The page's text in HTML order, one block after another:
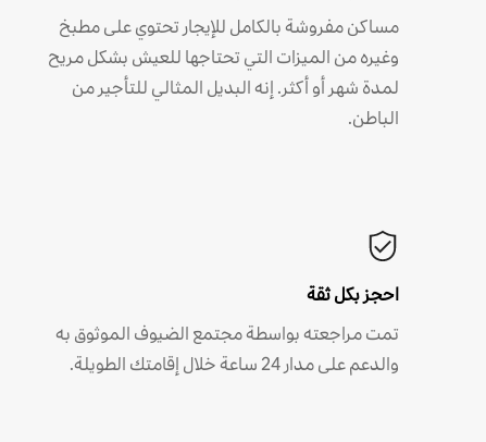
مساكن مفروشة بالكامل للإيجار تحتوي على مطبخ
وغيره من الميزات التي تحتاجها للعيش بشكل مريح
لمدة شهر أو أكثر. إنه البديل المثالي للتأجير من
الباطن.
احجز بكل ثقة
تمت مراجعته بواسطة مجتمع الضيوف الموثوق به
والدعم على مدار 24 ساعة خلال إقامتك الطويلة.